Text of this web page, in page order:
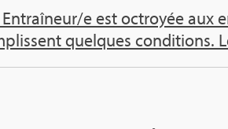
Entraî­neur/e est octroyée
quelques condi­tions.